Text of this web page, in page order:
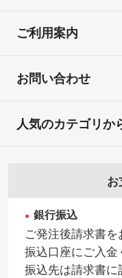
ご利用案内
お問い合わせ
お
銀行振込
ご発注後請求書
振込口座にご入金
振込先は請求書に
人気のカテゴリか